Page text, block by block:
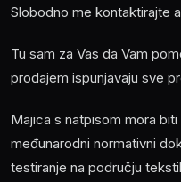
Slobodno me kontaktirajte
Tu sam za Vas da Vam
prodajem ispunjavaju sve
Majica s natpisom mora
međunarodni normativni
testiranje na području